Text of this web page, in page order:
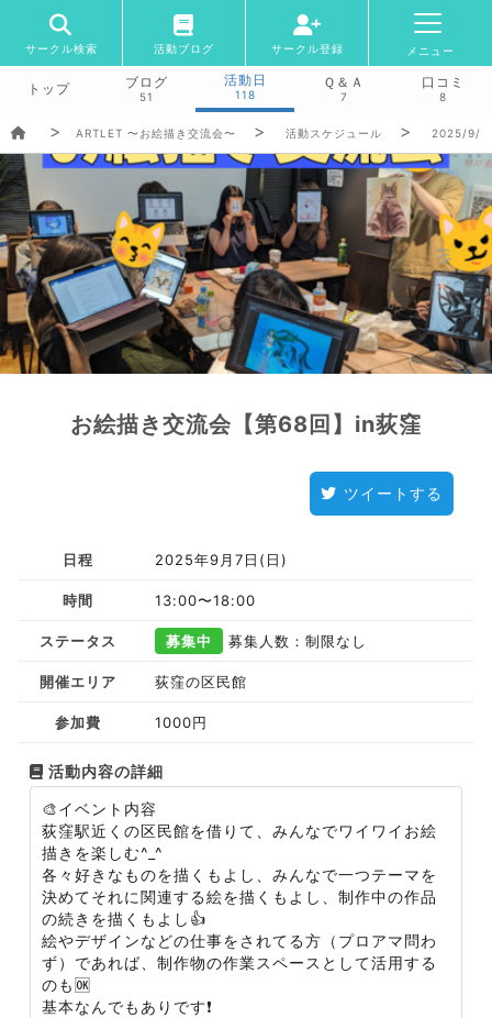
サークル検索 活動ブログ サークル登録 メニュー
トップ ブログ
51
活動日
118
Ｑ＆Ａ
7
口コミ
8
ARTLET 〜お絵描き交流会〜 活動スケジュール 2025/9/
お絵描き交流会【第68回】in荻窪
ツイートする
日程 2025年9月7日(日)
時間 13:00〜18:00
ステータス 募集中 募集人数：制限なし
開催エリア 荻窪の区民館
参加費 1000円
活動内容の詳細
🎨イベント内容
荻窪駅近くの区民館を借りて、みんなでワイワイお絵
描きを楽しむ^_^
各々好きなものを描くもよし、みんなで一つテーマを
決めてそれに関連する絵を描くもよし、制作中の作品
の続きを描くもよし👍
絵やデザインなどの仕事をされてる方（プロアマ問わ
ず）であれば、制作物の作業スペースとして活用する
のも🆗
基本なんでもありです❗